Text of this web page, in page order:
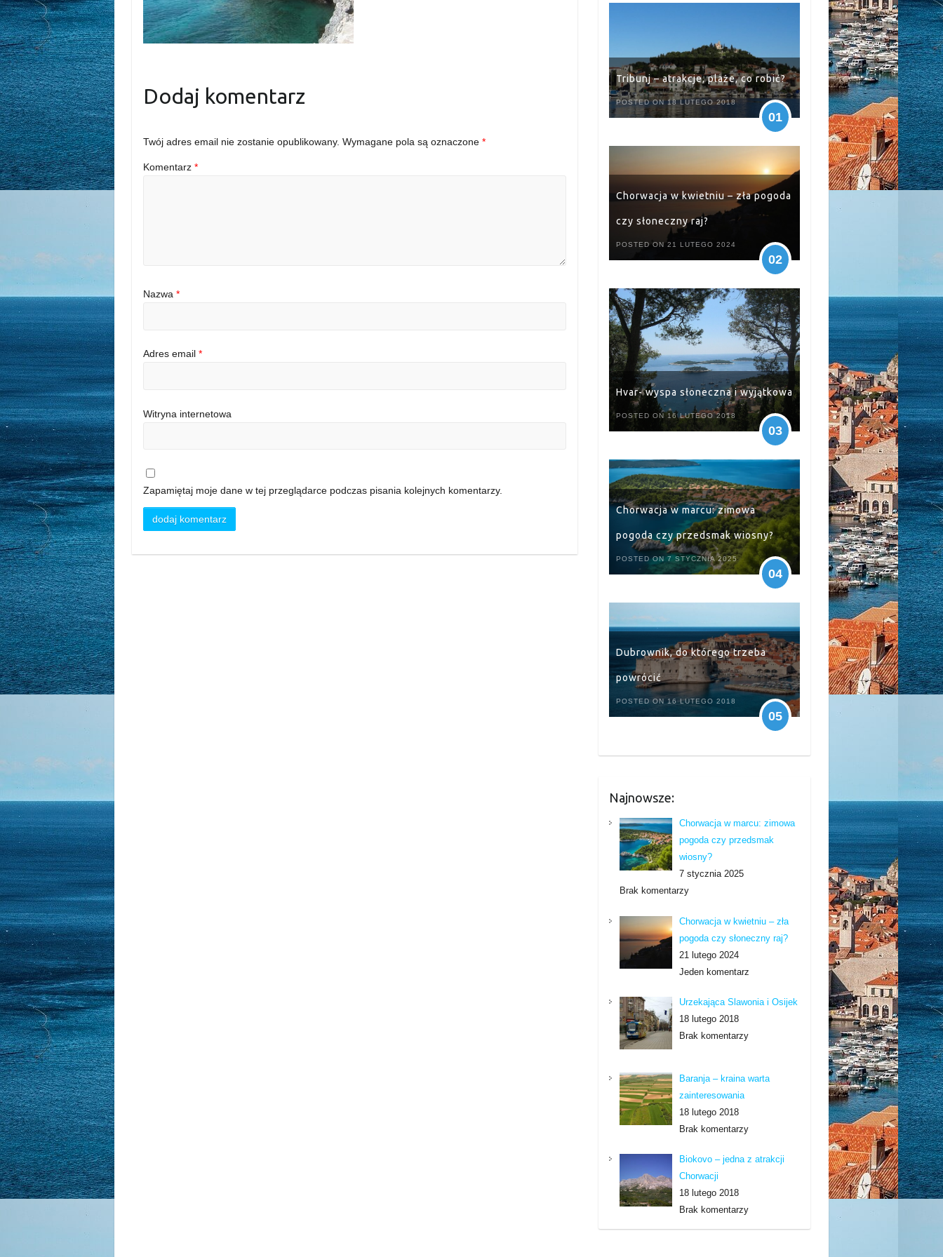
Dodaj komentarz
Twój adres email nie zostanie opublikowany. Wymagane pola są oznaczone*
Komentarz*
Nazwa*
Adres email*
Witryna internetowa
Zapamiętaj moje dane w tej przeglądarce podczas pisania kolejnych komentarzy.
Tribunj – atrakcje, plaże, co robić?
POSTED ON 18 LUTEGO 2018
01
Chorwacja w kwietniu – zła pogoda
czy słoneczny raj?
POSTED ON 21 LUTEGO 2024
02
Hvar- wyspa słoneczna i wyjątkowa
POSTED ON 16 LUTEGO 2018
03
Chorwacja w marcu: zimowa
pogoda czy przedsmak wiosny?
POSTED ON 7 STYCZNIA 2025
04
Dubrownik, do którego trzeba
powrócić
POSTED ON 16 LUTEGO 2018
05
Najnowsze:
Chorwacja w marcu: zimowa
pogoda czy przedsmak
wiosny?
7 stycznia 2025
Brak komentarzy
Chorwacja w kwietniu – zła
pogoda czy słoneczny raj?
21 lutego 2024
Jeden komentarz
Urzekająca Slawonia i Osijek
18 lutego 2018
Brak komentarzy
Baranja – kraina warta
zainteresowania
18 lutego 2018
Brak komentarzy
Biokovo – jedna z atrakcji
Chorwacji
18 lutego 2018
Brak komentarzy